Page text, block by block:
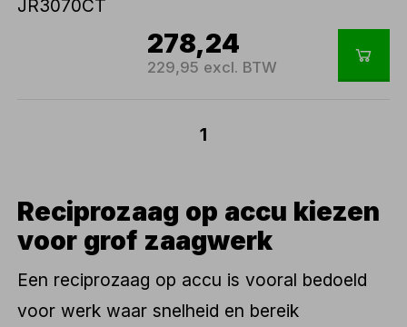
278,24
229,95 excl. BTW
1
Reciprozaag op accu kiezen
voor grof zaagwerk
Een reciprozaag op accu is vooral bedoeld
voor werk waar snelheid en bereik